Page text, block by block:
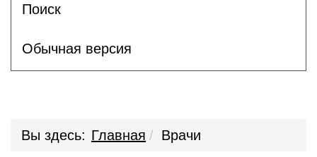
Поиск
Обычная версия
Вы здесь: Главная Врачи